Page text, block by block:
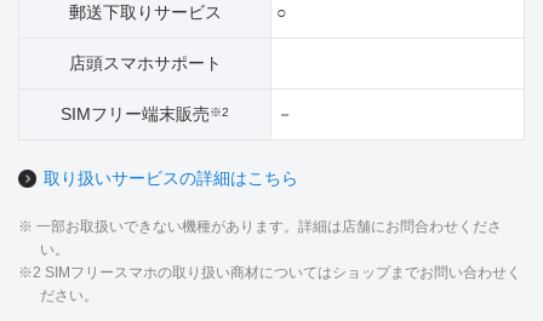
郵送下取りサービス ○
店頭スマホサポート
SIMフリー端末販売※2 －
取り扱いサービスの詳細はこちら
※ 一部お取扱いできない機種があります。詳細は店舗にお問合わせくださ
い。
※2 SIMフリースマホの取り扱い商材についてはショップまでお問い合わせく
ださい。